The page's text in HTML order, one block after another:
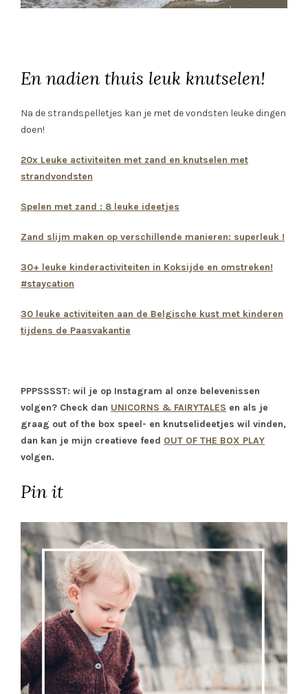
En nadien thuis leuk knutselen!
Na de strandspelletjes kan je met de vondsten leuke dingen
doen!
20x Leuke activiteiten met zand en knutselen met
strandvondsten
Spelen met zand : 8 leuke ideetjes
Zand slijm maken op verschillende manieren: superleuk !
30+ leuke kinderactiviteiten in Koksijde en omstreken!
#staycation
30 leuke activiteiten aan de Belgische kust met kinderen
tijdens de Paasvakantie
PPPSSSST: wil je op Instagram al onze belevenissen
volgen? Check dan UNICORNS & FAIRYTALES en als je
graag out of the box speel- en knutselideetjes wil vinden,
dan kan je mijn creatieve feed OUT OF THE BOX PLAY
volgen.
Pin it